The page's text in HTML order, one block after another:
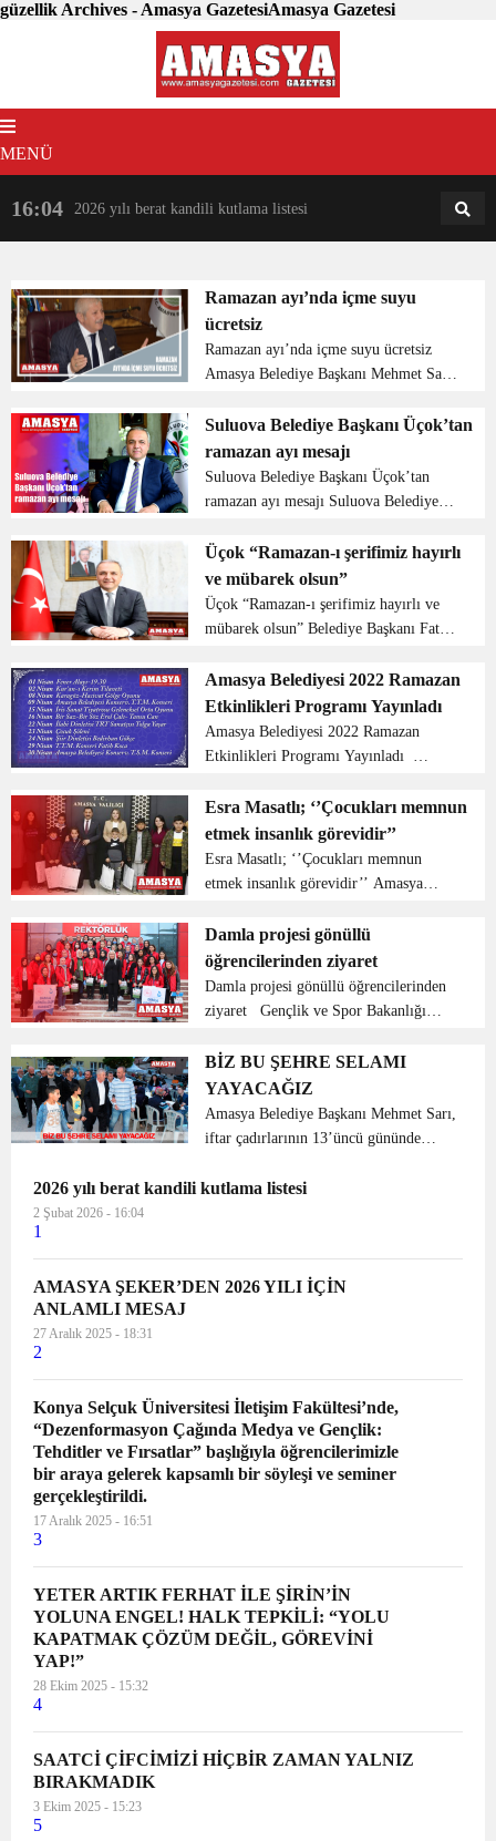
güzellik Archives - Amasya GazetesiAmasya Gazetesi
MENÜ
16:04 2026 yılı berat kandili kutlama listesi 18:31
Ramazan ayı’nda içme suyu
ücretsiz
Ramazan ayı’nda içme suyu ücretsiz
Amasya Belediye Başkanı Mehmet Sarı
olacağı müjdesini verdi. BELEDİYE
RAMAZAN AYI BOYUNCA ŞEBEKE
SUYUNDAN ÜCRET ALMIYACAK
Beledi...
Suluova Belediye Başkanı Üçok’tan
ramazan ayı mesajı
Suluova Belediye Başkanı Üçok’tan
ramazan ayı mesajı Suluova Belediye
olan ramazan için bir mesaj yayımladı.
Başkan Üçok ramazan ayına
kavuşmanın sevincini yaşad...
Üçok “Ramazan-ı şerifimiz hayırlı
ve mübarek olsun”
Üçok “Ramazan-ı şerifimiz hayırlı ve
mübarek olsun” Belediye Başkanı Fatih
mesaj yayınladı. Üçok, On Bir Ayın
Sultanı Ramazan’a kavuşmanın
mutluluğunu yaşadıklarını i...
Amasya Belediyesi 2022 Ramazan
Etkinlikleri Programı Yayınladı
Amasya Belediyesi 2022 Ramazan
Etkinlikleri Programı Yayınladı
bu senede ramazan ayında etkinliklerine
devam ediyor. Birbirinden farklı
programların olaca...
Esra Masatlı; ‘’Çocukları memnun
etmek insanlık görevidir’’
Esra Masatlı; ‘’Çocukları memnun
etmek insanlık görevidir’’ Amasya
Masatlı; ‘’Çocukları memnun etmek
insanlık görevidir’’ dedi. Amasya’nın
tarihini, kültürel mekanl...
Damla projesi gönüllü
öğrencilerinden ziyaret
Damla projesi gönüllü öğrencilerinden
ziyaret Gençlik ve Spor Bakanlığı
illerinden gelen öğrenciler Amasya
Üniversitesi Rektörü Prof. Dr.
Süleyman Elmacı’ yı ...
BİZ BU ŞEHRE SELAMI
YAYACAĞIZ
Amasya Belediye Başkanı Mehmet Sarı,
iftar çadırlarının 13’üncü gününde
sofrasında orucunu açtı. İftar yemeği
2026 yılı berat kandili kutlama listesi
2 Şubat 2026 - 16:04
1
AMASYA ŞEKER’DEN 2026 YILI İÇİN
ANLAMLI MESAJ
27 Aralık 2025 - 18:31
2
Konya Selçuk Üniversitesi İletişim Fakültesi’nde,
“Dezenformasyon Çağında Medya ve Gençlik:
Tehditler ve Fırsatlar” başlığıyla öğrencilerimizle
bir araya gelerek kapsamlı bir söyleşi ve seminer
gerçekleştirildi.
17 Aralık 2025 - 16:51
3
YETER ARTIK FERHAT İLE ŞİRİN’İN
YOLUNA ENGEL! HALK TEPKİLİ: “YOLU
KAPATMAK ÇÖZÜM DEĞİL, GÖREVİNİ
YAP!”
28 Ekim 2025 - 15:32
4
SAATCİ ÇİFCİMİZİ HİÇBİR ZAMAN YALNIZ
BIRAKMADIK
3 Ekim 2025 - 15:23
5